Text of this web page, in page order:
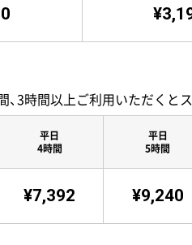
、3時間以上ご利用いただくと
平日
4時間
¥7,392
平日
5時間
¥9,240